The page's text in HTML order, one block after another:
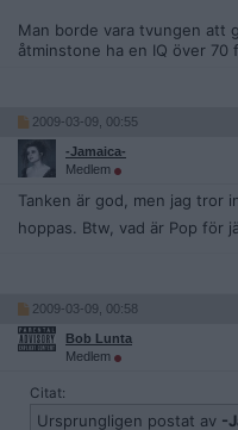
Man borde vara tvungen att
åtminstone ha en IQ över 70
2009-03-09, 00:55
-Jamaica-
Medlem
Tanken är god, men jag tror
hoppas. Btw, vad är Pop för
2009-03-09, 00:58
Bob Lunta
Medlem
Citat:
Ursprungligen postat av -